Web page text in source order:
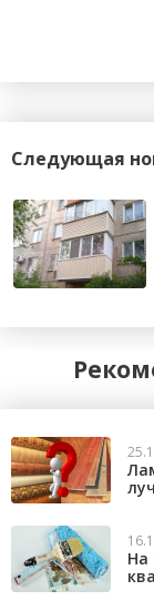
Следующая
На